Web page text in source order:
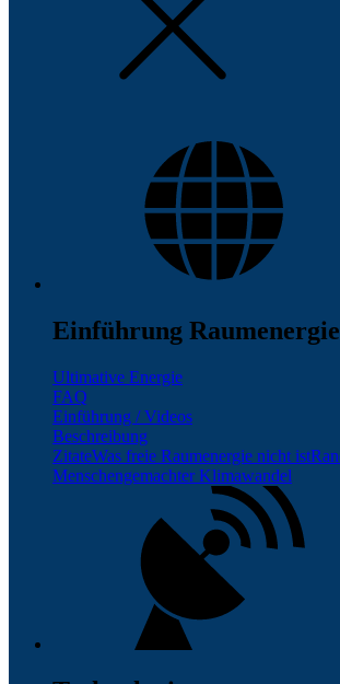
Einführung Raumenergie
Ultimative Energie
FAQ
Einführung / Videos
Beschreibung
ZitateWas freie Raumenergie nicht ist
Menschengemachter Klimawandel